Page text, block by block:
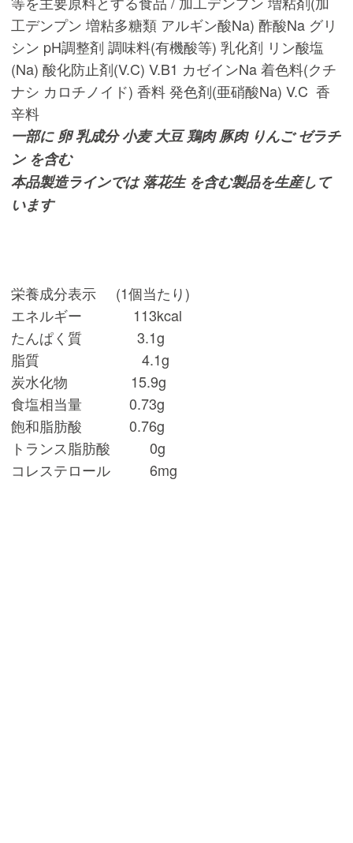
工デンプン 増粘多糖類 アルギン酸Na) 酢酸Na グリ
シン pH調整剤 調味料(有機酸等) 乳化剤 リン酸塩
(Na) 酸化防止剤(V.C) V.B1 カゼインNa 着色料(クチ
ナシ カロチノイド) 香料 発色剤(亜硝酸Na) V.C 香
辛料
一部に 卵 乳成分 小麦 大豆 鶏肉 豚肉 りんご ゼラチ
ン を含む
本品製造ラインでは 落花生 を含む製品を生産して
います
栄養成分表示 (1個当たり)
エネルギー 113kcal
たんぱく質 3.1g
脂質 4.1g
炭水化物 15.9g
食塩相当量 0.73g
飽和脂肪酸 0.76g
トランス脂肪酸 0g
コレステロール 6mg